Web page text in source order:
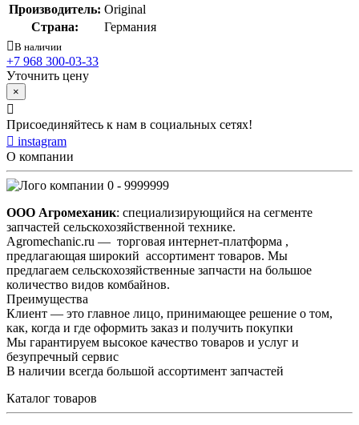
Производитель: Original
Страна:
Германия
В наличии
+7 968 300-03-33
Уточнить цену
×
Присоединяйтесь к нам в социальных сетях!
instagram
О компании
0 - 9999999
ООО Агромеханик: специализирующийся на сегменте
запчастей сельскохозяйственной технике.
Agromechanic.ru — торговая интернет-платформа ,
предлагающая широкий ассортимент товаров. Мы
предлагаем сельскохозяйственные запчасти на большое
количество видов комбайнов.
Преимущества
Клиент — это главное лицо, принимающее решение о том,
как, когда и где оформить заказ и получить покупки
Мы гарантируем высокое качество товаров и услуг и
безупречный сервис
В наличии всегда большой ассортимент запчастей
Каталог товаров